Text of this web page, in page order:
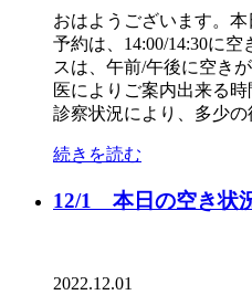
おはようございます。
予約は、14:00/14:30に
スは、午前/午後に空き
医によりご案内出来る時
診察状況により、多少の
続きを読む
12/1 本日の空き状
2022.12.01